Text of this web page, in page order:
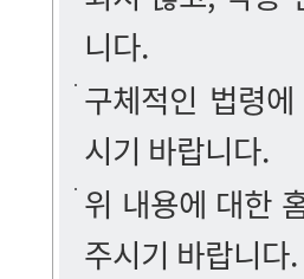
니다.
구체적인 법령
시기 바랍니다.
위 내용에 대한
주시기 바랍니다.